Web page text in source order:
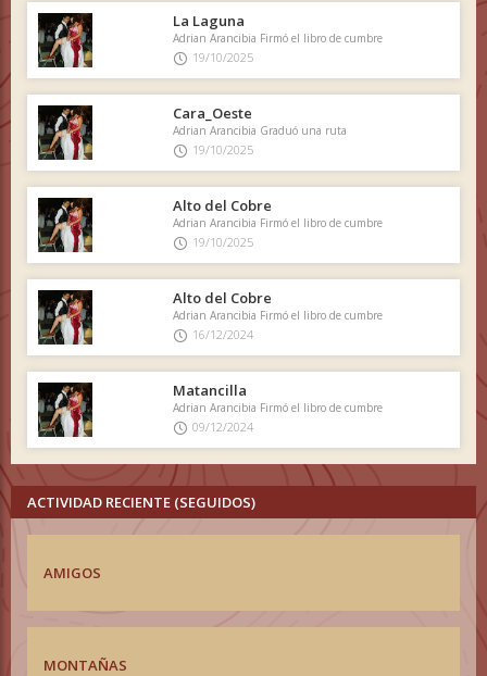
La Laguna
Adrian Arancibia Firmó el libro de cumbre
19/10/2025
Cara_Oeste
Adrian Arancibia Graduó una ruta
19/10/2025
Alto del Cobre
Adrian Arancibia Firmó el libro de cumbre
19/10/2025
Alto del Cobre
Adrian Arancibia Firmó el libro de cumbre
16/12/2024
Matancilla
Adrian Arancibia Firmó el libro de cumbre
09/12/2024
ACTIVIDAD RECIENTE (SEGUIDOS)
AMIGOS
MONTAÑAS